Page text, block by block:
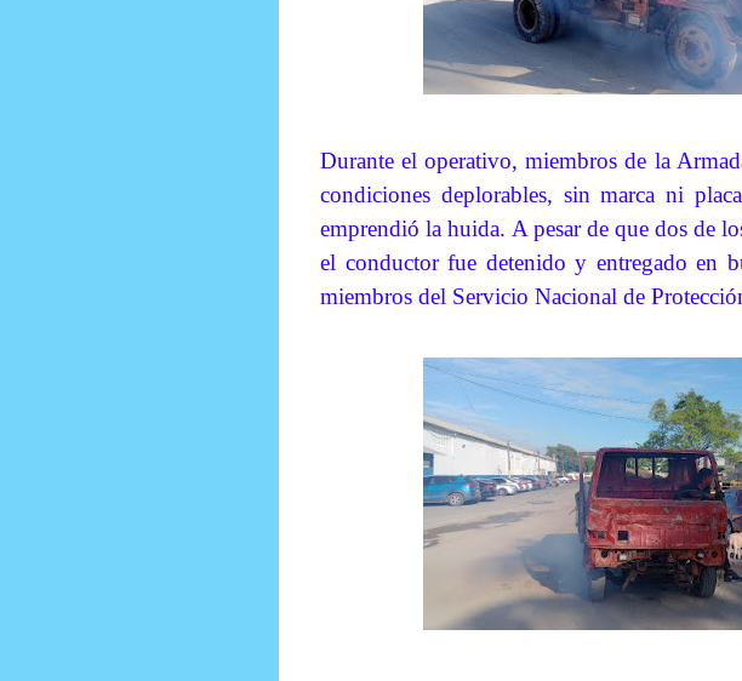
Durante el operativo, miembros de la
condiciones deplorables, sin marca ni
emprendió la huida. A pesar de que dos de
el conductor fue detenido y entregado en
miembros del Servicio Nacional de